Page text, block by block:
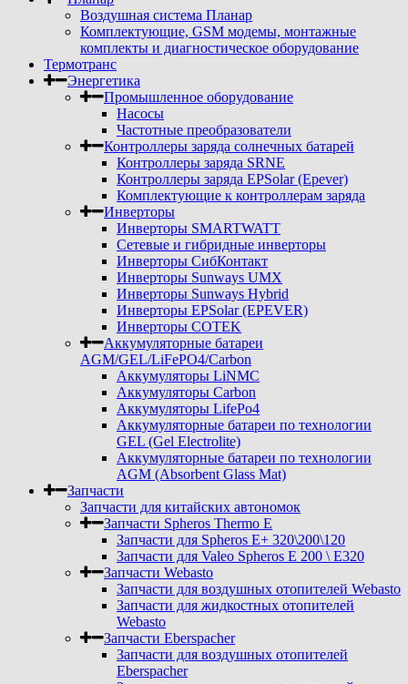
Воздушная система Планар
Комплектующие, GSM модемы, монтажные
комплекты и диагностическое оборудование
Термотранс
Энергетика
Промышленное оборудование
Насосы
Частотные преобразователи
Контроллеры заряда солнечных батарей
Контроллеры заряда SRNE
Контроллеры заряда EPSolar (Epever)
Комплектующие к контроллерам заряда
Инверторы
Инверторы SMARTWATT
Сетевые и гибридные инверторы
Инверторы СибКонтакт
Инверторы Sunways UMX
Инверторы Sunways Hybrid
Инверторы EPSolar (EPEVER)
Инверторы COTEK
Аккумуляторные батареи
AGM/GEL/LiFePO4/Carbon
Аккумуляторы LiNMC
Аккумуляторы Carbon
Аккумуляторы LifePo4
Аккумуляторные батареи по технологии
GEL (Gel Electrolite)
Аккумуляторные батареи по технологии
AGM (Absorbent Glass Mat)
Запчасти
Запчасти для китайских автономок
Запчасти Spheros Thermo E
Запчасти для Spheros E+ 320\200\120
Запчасти для Valeo Spheros E 200 \ E320
Запчасти Webasto
Запчасти для воздушных отопителей Webasto
Запчасти для жидкостных отопителей
Webasto
Запчасти Eberspacher
Запчасти для воздушных отопителей
Eberspacher